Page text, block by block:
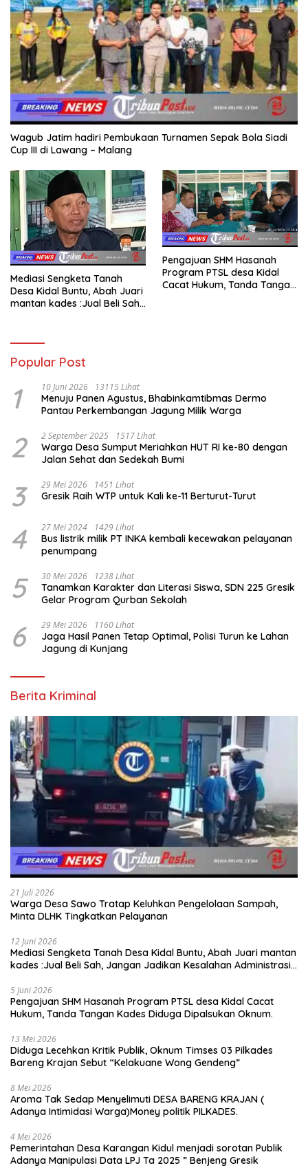
Wagub Jatim hadiri Pembukaan Turnamen Sepak Bola Siadi
Cup III di Lawang – Malang
Mediasi Sengketa Tanah
Desa Kidal Buntu, Abah Juari
mantan kades :Jual Beli Sah,
Membatalkan Hak Warga.
Pengajuan SHM Hasanah
Program PTSL desa Kidal
Cacat Hukum, Tanda Tangan
Popular Post
1 10 Juni 2026 13115 Lihat
Menuju Panen Agustus, Bhabinkamtibmas Dermo
Pantau Perkembangan Jagung Milik Warga
2 2 September 2025 1517 Lihat
Warga Desa Sumput Meriahkan HUT RI ke-80 dengan
Jalan Sehat dan Sedekah Bumi ‎
3 29 Mei 2026 1451 Lihat
Gresik Raih WTP untuk Kali ke-11 Berturut-Turut
4 27 Mei 2024 1429 Lihat
Bus listrik milik PT INKA kembali kecewakan pelayanan
penumpang
5 30 Mei 2026 1238 Lihat
Tanamkan Karakter dan Literasi Siswa, SDN 225 Gresik
Gelar Program Qurban Sekolah
6 29 Mei 2026 1160 Lihat
Jaga Hasil Panen Tetap Optimal, Polisi Turun ke Lahan
Jagung di Kunjang
Berita Kriminal
21 Juli 2026
Warga Desa Sawo Tratap Keluhkan Pengelolaan Sampah,
Minta DLHK Tingkatkan Pelayanan
12 Juni 2026
Mediasi Sengketa Tanah Desa Kidal Buntu, Abah Juari mantan
kades :Jual Beli Sah, Jangan Jadikan Kesalahan Administrasi
5 Juni 2026
Pengajuan SHM Hasanah Program PTSL desa Kidal Cacat
Hukum, Tanda Tangan Kades Diduga Dipalsukan Oknum.
13 Mei 2026
Diduga Lecehkan Kritik Publik, Oknum Timses 03 Pilkades
Bareng Krajan Sebut “Kelakuane Wong Gendeng”
8 Mei 2026
Aroma Tak Sedap Menyelimuti DESA BARENG KRAJAN (
Adanya Intimidasi Warga)Money politik PILKADES.
4 Mei 2026
Pemerintahan Desa Karangan Kidul menjadi sorotan Publik
Adanya Manipulasi Data LPJ Ta 2025 ” Benjeng Gresik